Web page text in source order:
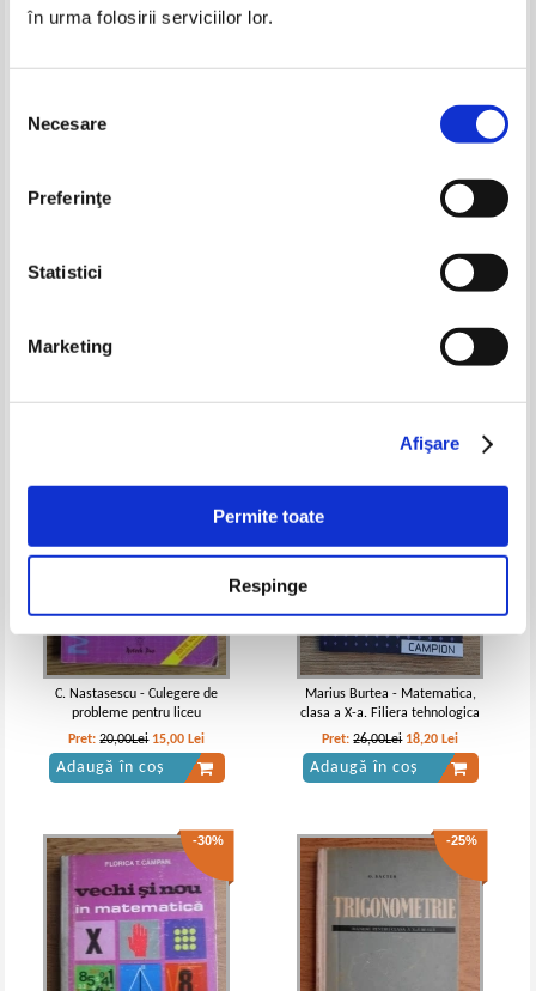
în urma folosirii serviciilor lor.
consimțământului
Necesare
Preferinţe
Statistici
Marketing
Afişare
Permite toate
Respinge
Egmont Colerus - De la punct la
Lei
C. Nastasescu - Culegere de
probleme pentru liceu
Pret:20,00Lei 15,00 Lei
Adaugă în coș
-30%
Marius Burtea - Matematica,
clasa a X-a. Filiera tehnologica
Pret:26,00Lei 18,20 Lei
Adaugă în coș
-30% -25%